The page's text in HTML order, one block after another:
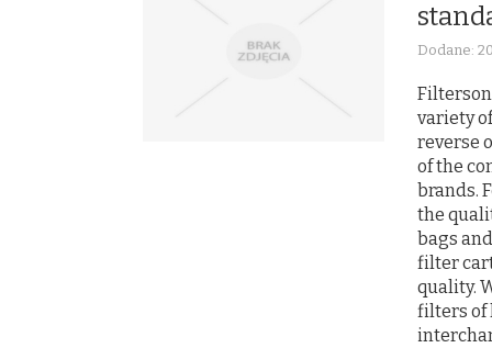
Dodane:
variety
reverse
of the
brands.
the
bags
filter
quality.
filters of